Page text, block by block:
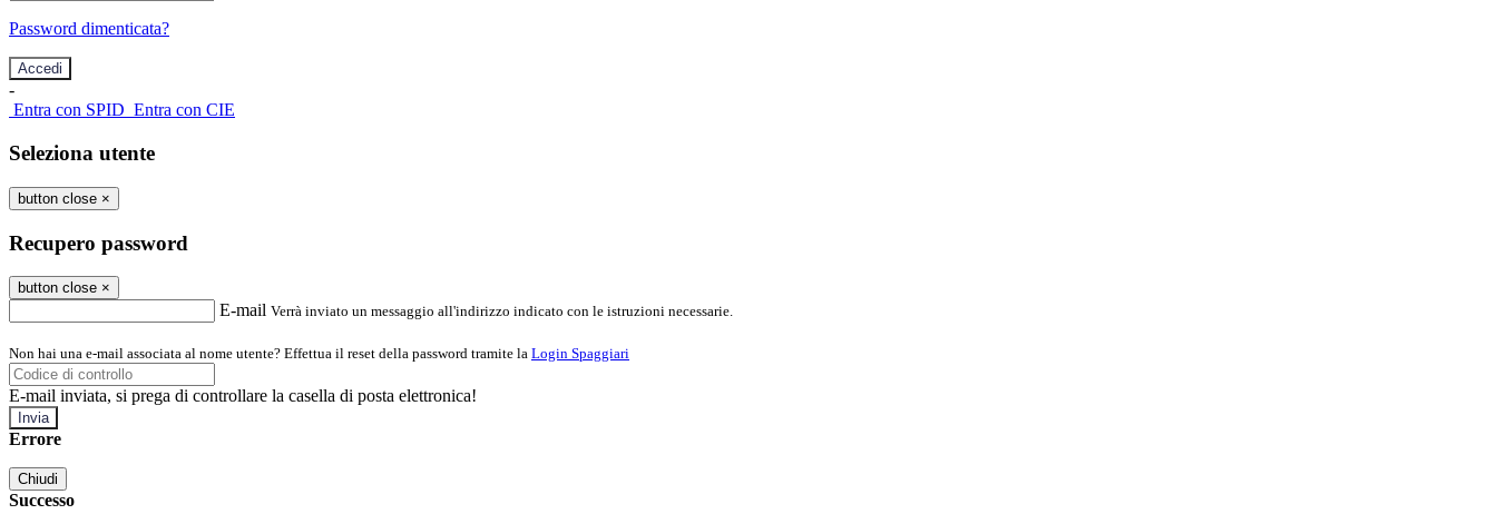
Password dimenticata?
-
Entra con SPID Entra con CIE
Seleziona utente
button close ×
Recupero password
button close ×
E-mail Verrà inviato un messaggio all'indirizzo indicato con le istruzioni necessarie.
Non hai una e-mail associata al nome utente? Effettua il reset della password tramite la Login Spaggiari
E-mail inviata, si prega di controllare la casella di posta elettronica!
Errore
Chiudi
Successo